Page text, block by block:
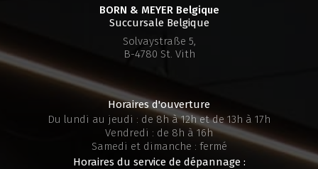
BORN & MEYER Belgique
Succursale Belgique
Solvaystraße 5,
B-4780 St. Vith
Horaires d'ouverture
Du lundi au jeudi : de 8h à 12h et de 13h à 17h
Vendredi : de 8h à 16h
Samedi et dimanche : fermé
Horaires du service de dépannage :